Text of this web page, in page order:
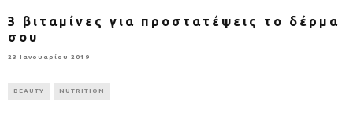
3 βιταμίνες για προστατέψεις το δέρμα
σου
23 Ιανουαρίου 2019
BEAUTY NUTRITION